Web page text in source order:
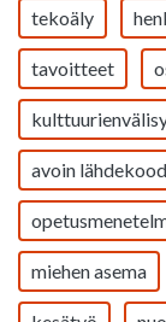
tekoäly
tavoitteet
avoin
miehen asema